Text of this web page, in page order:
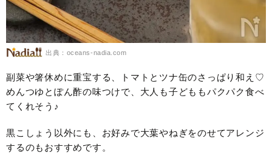
出典：oceans-nadia.com
副菜や箸休めに重宝する、トマトとツナ缶のさっぱり和え♡
めんつゆとぽん酢の味つけで、大人も子どももパクパク食べ
てくれそう♪
黒こしょう以外にも、お好みで大葉やねぎをのせてアレンジ
するのもおすすめです。